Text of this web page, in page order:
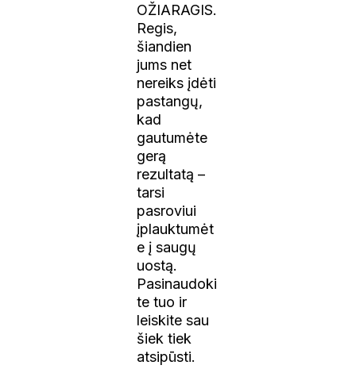
OŽIARAGIS.
Regis,
šiandien
jums net
nereiks įdėti
pastangų,
kad
gautumėte
gerą
rezultatą –
tarsi
pasroviui
įplauktumėt
e į saugų
uostą.
Pasinaudoki
te tuo ir
leiskite sau
šiek tiek
atsipūsti.